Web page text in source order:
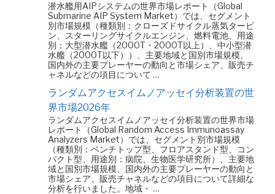
潜水艦用AIPシステムの世界市場レポート（Global
Submarine AIP System Market）では、セグメント
別市場規模（種類別：クローズドサイクル蒸気タービ
ン、スターリングサイクルエンジン、燃料電池、用途
別：大型潜水艦（2000T・2000T以上）、中小型潜
水艦（2000T以下））、主要地域と国別市場規模、
国内外の主要プレーヤーの動向と市場シェア、販売チ
ャネルなどの項目について …
ランダムアクセスイムノアッセイ分析装置の世
界市場2026年
ランダムアクセスイムノアッセイ分析装置の世界市場
レポート（Global Random Access Immunoassay
Analyzers Market）では、セグメント別市場規模
（種類別：ベンチトップ型、フロアスタンド型、コン
パクト型、用途別：病院、生物医学研究所）、主要地
域と国別市場規模、国内外の主要プレーヤーの動向と
市場シェア、販売チャネルなどの項目について詳細な
分析を行いました。地域・ …